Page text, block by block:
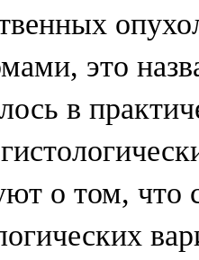
это
в
о том, что